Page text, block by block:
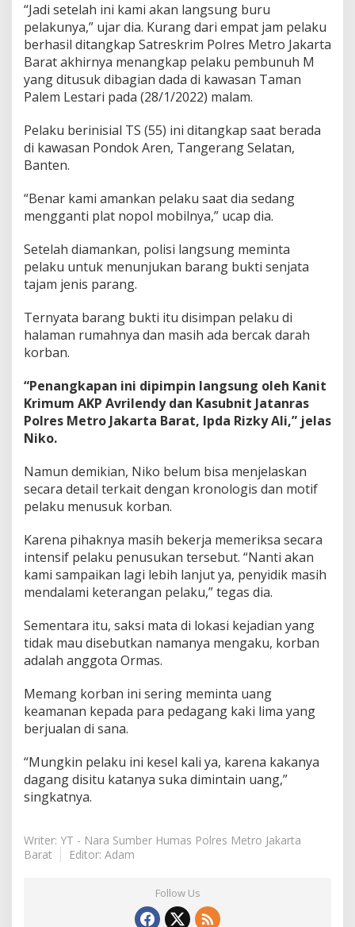
“Jadi setelah ini kami akan langsung buru
pelakunya,” ujar dia. Kurang dari empat jam pelaku
berhasil ditangkap Satreskrim Polres Metro Jakarta
Barat akhirnya menangkap pelaku pembunuh M
yang ditusuk dibagian dada di kawasan Taman
Palem Lestari pada (28/1/2022) malam.
Pelaku berinisial TS (55) ini ditangkap saat berada
di kawasan Pondok Aren, Tangerang Selatan,
Banten.
“Benar kami amankan pelaku saat dia sedang
mengganti plat nopol mobilnya,” ucap dia.
Setelah diamankan, polisi langsung meminta
pelaku untuk menunjukan barang bukti senjata
tajam jenis parang.
Ternyata barang bukti itu disimpan pelaku di
halaman rumahnya dan masih ada bercak darah
korban.
“Penangkapan ini dipimpin langsung oleh Kanit
Krimum AKP Avrilendy dan Kasubnit Jatanras
Polres Metro Jakarta Barat, Ipda Rizky Ali,” jelas
Niko.
Namun demikian, Niko belum bisa menjelaskan
secara detail terkait dengan kronologis dan motif
pelaku menusuk korban.
Karena pihaknya masih bekerja memeriksa secara
intensif pelaku penusukan tersebut. “Nanti akan
kami sampaikan lagi lebih lanjut ya, penyidik masih
mendalami keterangan pelaku,” tegas dia.
Sementara itu, saksi mata di lokasi kejadian yang
tidak mau disebutkan namanya mengaku, korban
adalah anggota Ormas.
Memang korban ini sering meminta uang
keamanan kepada para pedagang kaki lima yang
berjualan di sana.
“Mungkin pelaku ini kesel kali ya, karena kakanya
dagang disitu katanya suka dimintain uang,”
singkatnya.
Writer: YT - Nara Sumber Humas Polres Metro Jakarta
Barat
Editor: Adam
Follow Us